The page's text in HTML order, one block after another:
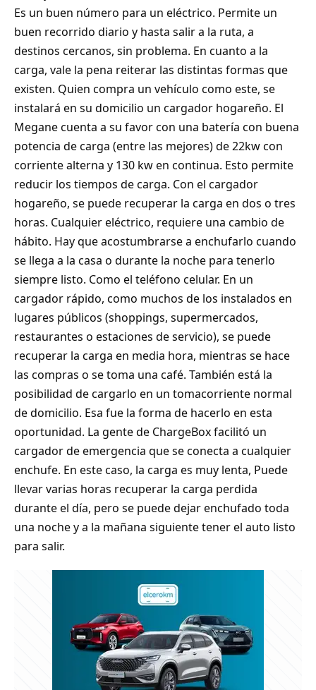
Es un buen número para un eléctrico. Permite un
buen recorrido diario y hasta salir a la ruta, a
destinos cercanos, sin problema. En cuanto a la
carga, vale la pena reiterar las distintas formas que
existen. Quien compra un vehículo como este, se
instalará en su domicilio un cargador hogareño. El
Megane cuenta a su favor con una batería con buena
potencia de carga (entre las mejores) de 22kw con
corriente alterna y 130 kw en continua. Esto permite
reducir los tiempos de carga. Con el cargador
hogareño, se puede recuperar la carga en dos o tres
horas. Cualquier eléctrico, requiere una cambio de
hábito. Hay que acostumbrarse a enchufarlo cuando
se llega a la casa o durante la noche para tenerlo
siempre listo. Como el teléfono celular. En un
cargador rápido, como muchos de los instalados en
lugares públicos (shoppings, supermercados,
restaurantes o estaciones de servicio), se puede
recuperar la carga en media hora, mientras se hace
las compras o se toma una café. También está la
posibilidad de cargarlo en un tomacorriente normal
de domicilio. Esa fue la forma de hacerlo en esta
oportunidad. La gente de ChargeBox facilitó un
cargador de emergencia que se conecta a cualquier
enchufe. En este caso, la carga es muy lenta, Puede
llevar varias horas recuperar la carga perdida
durante el día, pero se puede dejar enchufado toda
una noche y a la mañana siguiente tener el auto listo
para salir.